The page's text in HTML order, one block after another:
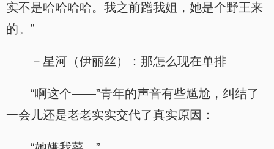
实不是哈哈哈哈。我之前蹭我姐，她是个野王来
的。”
－星河（伊丽丝）：那怎么现在单排
“啊这个——”青年的声音有些尴尬，纠结了
一会儿还是老老实实交代了真实原因：